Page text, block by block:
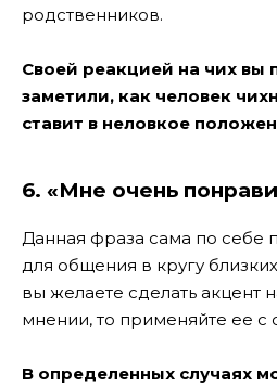
родственников.
Своей реакцией на чих вы
заметили, как человек
ставит в неловкое
6. «Мне очень
Данная фраза сама по себе
для общения в кругу
вы желаете сделать акцент
мнении, то применяйте ее с
В определенных случаях